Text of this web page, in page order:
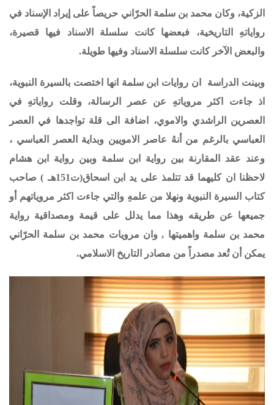
الزكية، وكان محمد بن سلمة الحرّاني حريصاً على إيراد الإسناد في
رواياتهِ التاريخية، فبعضها كانت سلسلة الاسناد فيها قصيرة،
والبعض الآخر كانت سلسلة الاسناد وفيها طويلة.
وبينت الدراسة ان روايات ابن سلمة انها اختصت بالسيرة النبوية،
اذ جاءت اكثر مروياتهِ عن عصر الرسالة، وقلت رواياتهِ في
العصرين الراشدي والاموي، اضافة الى قلة تواجدها في العصر
العباسي بالرغم من أنهُ عاصر الامويين وبداية العصر العباسي ،
وعند عقد المقارنة بين رواية ابن سلمة وبين رواية ابن هشام
لاحظنا ان كليهما قد تتلمذ على يد ابن اسحاق(ت151هـ ) صاحب
كتاب السيرة النبوية ونهلا من علمهِ والتي جاءت اكثر مروياتهم أو
جميعها عن طريقه وهذا مما يدلل على قيمة ومصداقية رواية
محمد بن سلمة واهميتها , وان مرويات محمد بن سلمة الحرّاني
يمكن أن تُعد مصدراً من مصادر التاريخ الاسلامي.